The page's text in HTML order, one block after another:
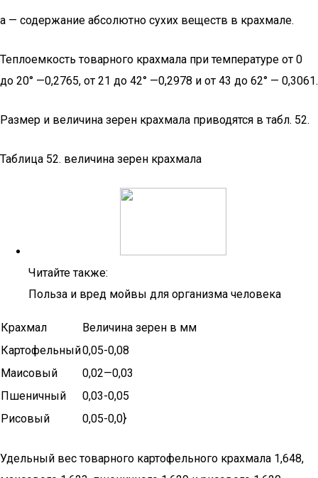
а — содержание абсолютно сухих веществ в крахмале.
Теплоемкость товарного крахмала при температуре от 0
до 20° —0,2765, от 21 до 42° —0,2978 и от 43 до 62° — 0,3061.
Размер и величина зерен крахмала приводятся в табл. 52.
Таблица 52. величина зерен крахмала
Читайте также:
Польза и вред мойвы для организма человека
Крахмал
Величина зерен в мм
Картофельный0,05-0,08
Маисовый
0,02—0,03
Пшеничный
0,03-0,05
Рисовый
0,05-0,0}
Удельный вес товарного картофельного крахмала 1,648,